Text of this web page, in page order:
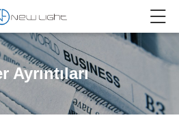
Ayrıntıları